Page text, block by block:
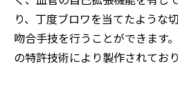
り、丁度ブロワを当てたような
吻合手技を行うことができます
の特許技術により製作されており